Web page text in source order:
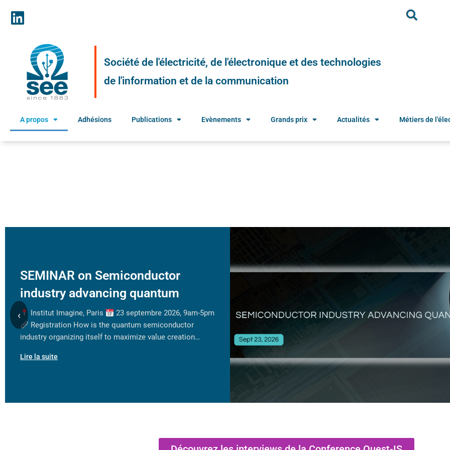
Société de l'électricité, de l'électronique et des technologies
de l'information et de la communication
A propos Adhésions Publications Evènements Grands prix Actualités Métiers de
SEMINAR on Semiconductor
industry advancing quantum
Institut Imagine, Paris
23 septembre 2026, 9am-5pm
Registration How is the quantum semiconductor
industry organizing itself to maximize value creation…
Lire la suite
‹